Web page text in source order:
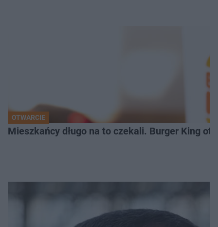
OTWARCIE
Mieszkańcy długo na to czekali. Burger King